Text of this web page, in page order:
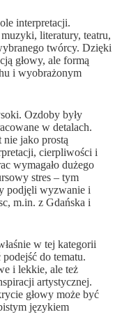
interpretacji.
literatury, teatru,
twórcy. Dzięki
głowy, ale formą
i wyobrażonym
Ozdoby były
w detalach.
nie jako prostą
cierpliwości i
wymagało dużego
stres – tym
podjęli wyzwanie i
m.in. z Gdańska i
w tej kategorii
do tematu.
i lekkie, ale też
artystycznej.
głowy może być
językiem